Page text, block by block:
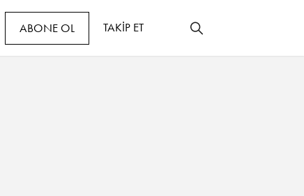
ABONE OL TAKİP ET